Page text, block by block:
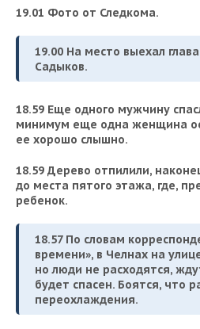
19.01 Фото от Следкома.
19.00 На место выехал
Садыков.
18.59 Еще одного мужчину
минимум еще одна женщина
ее хорошо слышно.
18.59 Дерево отпилили,
до места пятого этажа, где,
ребенок.
18.57 По словам
времени», в Челнах на
но люди не расходятся,
будет спасен. Боятся, что
переохлаждения.